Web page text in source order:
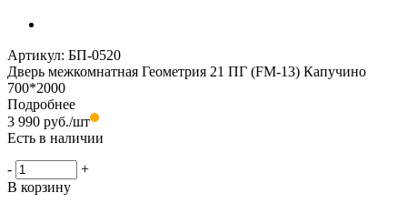
Артикул: БП-0520
Дверь межкомнатная Геометрия 21 ПГ (FM-13) Капучино
700*2000
Подробнее
3 990 руб./шт
Есть в наличии
-
+
В корзину